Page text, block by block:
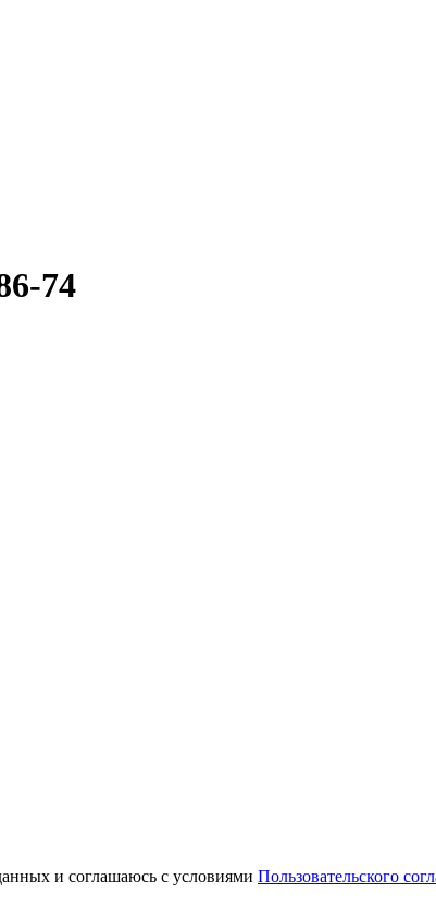
74
и соглашаюсь с условиями Пользовательского